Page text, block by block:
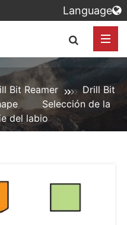
Bit Reamer
Drill Bit
Selección de la
del labio
Language